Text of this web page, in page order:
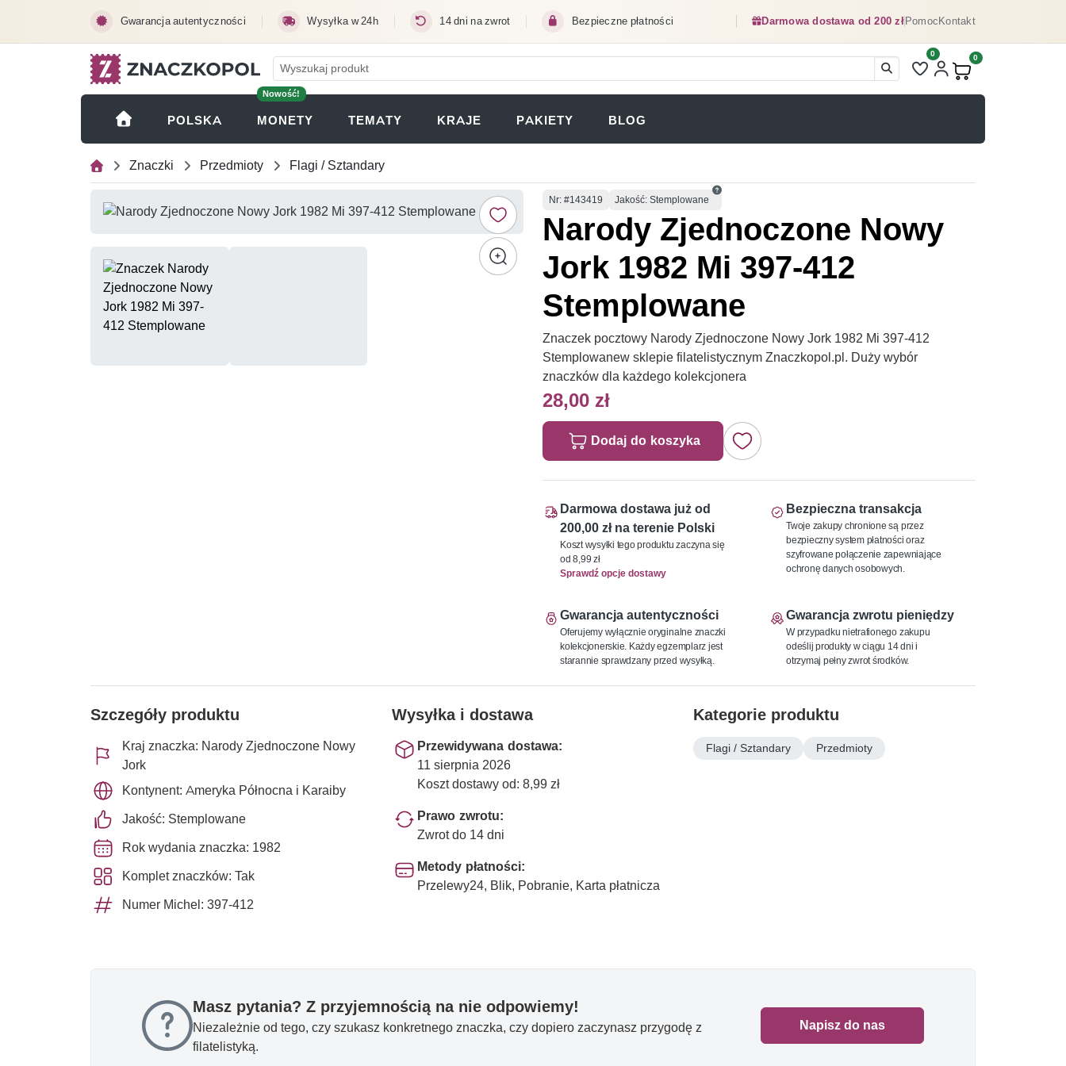
Gwarancja autentyczności Wysyłka w 24h 14 dni na zwrot Bezpieczne płatności Darmowa dostawa od 200 złPomocKontakt
Liczba pozycji na liście
0
Produkty w koszyku:
0
POLSKA
Nowość!
MONETY (OTWIERA SIĘ W NOWEJ KARCIE)
TEMATY KRAJE PAKIETY BLOG
Znaczki Przedmioty Flagi / Sztandary
Numer
Nr: #143419 Jakość: Stemplowane
Narody Zjednoczone Nowy
Jork 1982 Mi 397-412
Stemplowane
Znaczek pocztowy Narody Zjednoczone Nowy Jork 1982 Mi 397-412
Stemplowanew sklepie filatelistycznym Znaczkopol.pl. Duży wybór
znaczków dla każdego kolekcjonera
28,00 zł
Dodaj do koszyka
Darmowa dostawa już od
200,00 zł na terenie Polski
Koszt wysyłki tego produktu zaczyna się
od 8,99 zł
Sprawdź opcje dostawy
Bezpieczna transakcja
Twoje zakupy chronione są przez
bezpieczny system płatności oraz
szyfrowane połączenie zapewniające
ochronę danych osobowych.
Gwarancja autentyczności
Oferujemy wyłącznie oryginalne znaczki
kolekcjonerskie. Każdy egzemplarz jest
starannie sprawdzany przed wysyłką.
Gwarancja zwrotu pieniędzy
W przypadku nietrafionego zakupu
odeślij produkty w ciągu 14 dni i
otrzymaj pełny zwrot środków.
Szczegóły produktu
Kraj znaczka: Narody Zjednoczone Nowy
Jork
Kontynent: Ameryka Północna i Karaiby
Jakość: Stemplowane
Rok wydania znaczka: 1982
Komplet znaczków: Tak
Numer Michel: 397-412
Wysyłka i dostawa
Przewidywana dostawa:
11 sierpnia 2026
Koszt dostawy od: 8,99 zł
Prawo zwrotu:
Zwrot do 14 dni
Metody płatności:
Przelewy24, Blik, Pobranie, Karta płatnicza
Kategorie produktu
Flagi / Sztandary Przedmioty
Masz pytania? Z przyjemnością na nie odpowiemy!
Niezależnie od tego, czy szukasz konkretnego znaczka, czy dopiero zaczynasz przygodę z
filatelistyką.
Napisz do nas